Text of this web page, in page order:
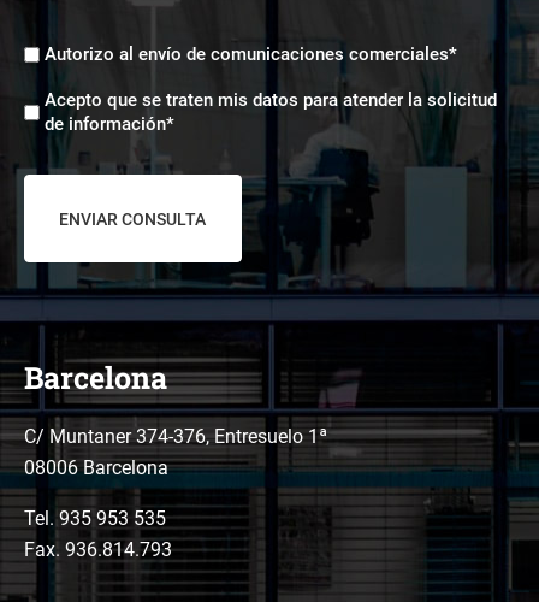
Envíos
Autorizo al envío de comunicaciones comerciales*
Aceptación
tratamiento
datos
Acepto que se traten mis datos para atender la solicitud
de información*
Barcelona
C/ Muntaner 374-376, Entresuelo 1ª
08006 Barcelona
Tel. 935 953 535
Fax. 936.814.793